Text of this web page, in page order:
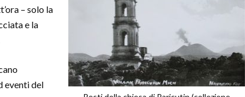
– solo la
e la
eventi del